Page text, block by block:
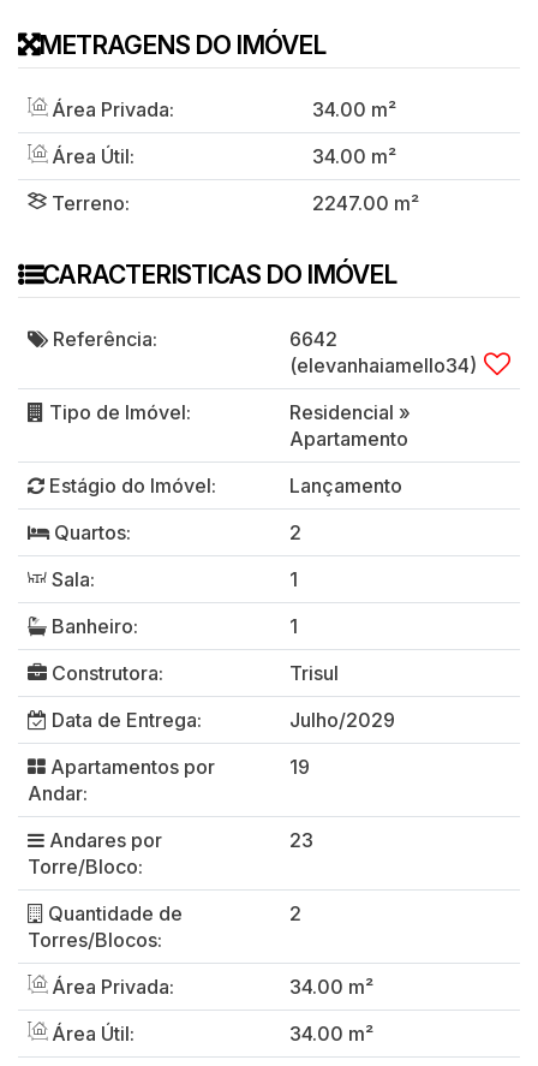
METRAGENS DO IMÓVEL
Área Privada: 34.00 m²
Área Útil:
34.00 m²
Terreno:
2247.00 m²
CARACTERISTICAS DO IMÓVEL
Referência:
6642
(elevanhaiamello34)
Tipo de Imóvel:
Residencial »
Apartamento
Estágio do Imóvel:
Lançamento
Quartos:
2
Sala:
1
Banheiro:
1
Construtora:
Trisul
Data de Entrega:
Julho/2029
Apartamentos por
Andar:
19
Andares por
Torre/Bloco:
23
Quantidade de
Torres/Blocos:
2
Área Privada:
34.00 m²
Área Útil:
34.00 m²